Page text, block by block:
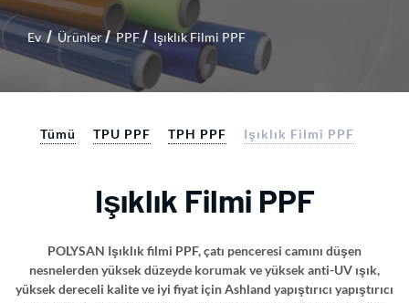
Ev Ürünler PPF Işıklık Filmi PPF
Tümü TPU PPF TPH PPF Işıklık Filmi PPF
Işıklık Filmi PPF
POLYSAN Işıklık filmi PPF, çatı penceresi camını düşen
nesnelerden yüksek düzeyde korumak ve yüksek anti-UV ışık,
yüksek dereceli kalite ve iyi fiyat için Ashland yapıştırıcı yapıştırıcı